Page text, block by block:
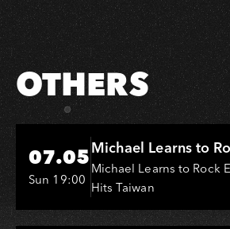
OTHERS
Hi-Ing Music Hall
07.05
Sun 19:00
Michael Learns to
Michael Learns to Rock
Hits Taiwan